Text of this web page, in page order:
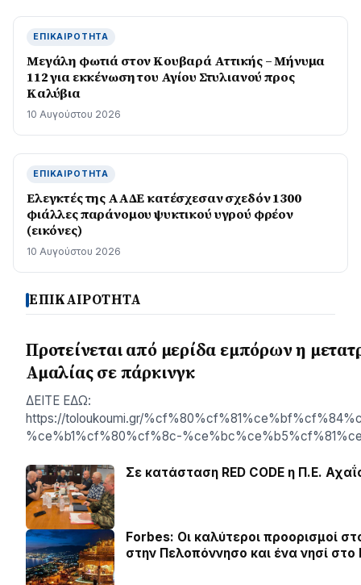
ΕΠΙΚΑΙΡΌΤΗΤΑ
Μεγάλη φωτιά στον Κουβαρά Αττικής – Μήνυμα
112 για εκκένωση του Αγίου Στυλιανού προς
Καλύβια
10 Αυγούστου 2026
ΕΠΙΚΑΙΡΌΤΗΤΑ
Ελεγκτές της ΑΑΔΕ κατέσχεσαν σχεδόν 1300
φιάλλες παράνομου ψυκτικού υγρού φρέον
(εικόνες)
10 Αυγούστου 2026
ΕΠΙΚΑΙΡΟΤΗΤΑ
Προτείνεται από μερίδα εμπόρων η
Αμαλίας σε πάρκινγκ
ΔΕΙΤΕ ΕΔΩ:
https://toloukoumi.gr/
%ce%b1%cf%80%cf%8c-
Σε κατάσταση RED CODE η Π.Ε.
Forbes: Οι καλύτεροι προορισμοί
στην Πελοπόννησο και ένα νησί στο